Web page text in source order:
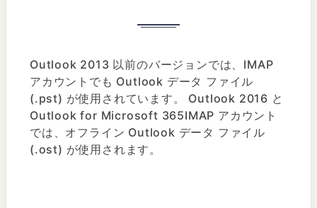
Outlook 2013 以前のバージョンでは、IMAP
アカウントでも Outlook データ ファイル
(.pst) が使用されています。 Outlook 2016 と
Outlook for Microsoft 365IMAP アカウント
では、オフライン Outlook データ ファイル
(.ost) が使用されます。